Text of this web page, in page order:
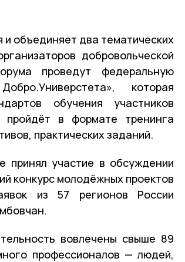
объединяет два тематических
добровольческой
проведут федеральную
которая
обучения участников
пройдёт в формате тренинга
практических заданий.
принял участие в обсуждении
конкурс молодёжных проектов
из 57 регионов России
вовлечены свыше 89
профессионалов — людей,